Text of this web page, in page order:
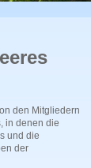
den Mitgliedern
in denen die
und die
der